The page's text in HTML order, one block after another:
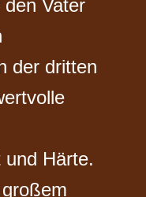
Vater
der dritten
und Härte.